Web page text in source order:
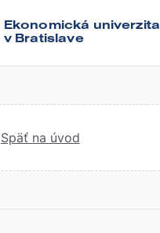
Ekonomická univerzita
v Bratislave
Späť na úvod